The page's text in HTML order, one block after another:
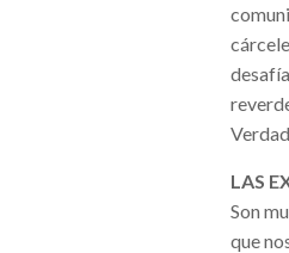
LAS
Son
que